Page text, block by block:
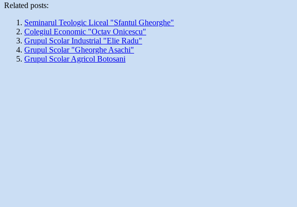
Related posts:
Seminarul Teologic Liceal "Sfantul Gheorghe"
Colegiul Economic "Octav Onicescu"
Grupul Scolar Industrial "Elie Radu"
Grupul Scolar "Gheorghe Asachi"
Grupul Scolar Agricol Botosani